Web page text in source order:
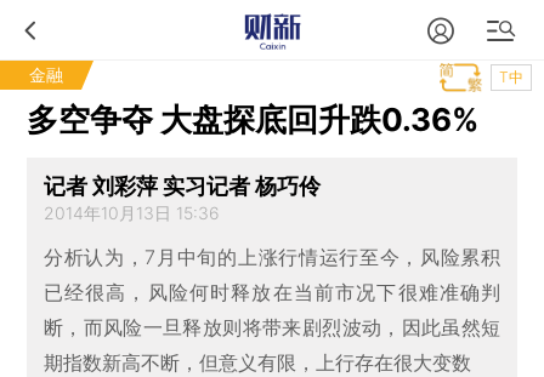
金融 T中
多空争夺 大盘探底回升跌0.36%
记者 刘彩萍 实习记者 杨巧伶
2014年10月13日 15:36
分析认为，7月中旬的上涨行情运行至今，风险累积
已经很高，风险何时释放在当前市况下很难准确判
断，而风险一旦释放则将带来剧烈波动，因此虽然短
期指数新高不断，但意义有限，上行存在很大变数